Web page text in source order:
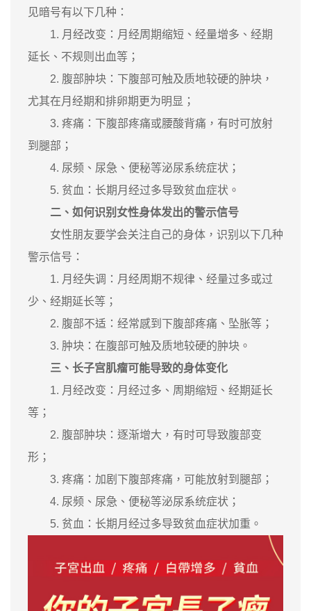
见暗号有以下几种：
1. 月经改变：月经周期缩短、经量增多、经期
延长、不规则出血等；
2. 腹部肿块：下腹部可触及质地较硬的肿块，
尤其在月经期和排卵期更为明显；
3. 疼痛：下腹部疼痛或腰酸背痛，有时可放射
到腿部；
4. 尿频、尿急、便秘等泌尿系统症状；
5. 贫血：长期月经过多导致贫血症状。
二、如何识别女性身体发出的警示信号
女性朋友要学会关注自己的身体，识别以下几种
警示信号：
1. 月经失调：月经周期不规律、经量过多或过
少、经期延长等；
2. 腹部不适：经常感到下腹部疼痛、坠胀等；
3. 肿块：在腹部可触及质地较硬的肿块。
三、长子宫肌瘤可能导致的身体变化
1. 月经改变：月经过多、周期缩短、经期延长
等；
2. 腹部肿块：逐渐增大，有时可导致腹部变
形；
3. 疼痛：加剧下腹部疼痛，可能放射到腿部；
4. 尿频、尿急、便秘等泌尿系统症状；
5. 贫血：长期月经过多导致贫血症状加重。